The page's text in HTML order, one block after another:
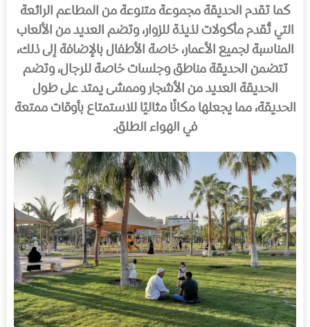
كما تقدم الحديقة مجموعة متنوعة من المطاعم الرائعة
التي تُقدم مأكولات لذيذة للزوار، وتضم العديد من الألعاب
المناسبة لجميع الأعمار، خاصة الأطفالبالإضافة إلى ذلك،
تتضمن الحديقة مناطق وجلسات خاصة للرجال، وتضم
الحديقة العديد من الأشجار وممشى يمتد على طول
الحديقة، مما يجعلها مكانًا مثاليًا للاستمتاع بأوقات ممتعة
في الهواء الطلق.